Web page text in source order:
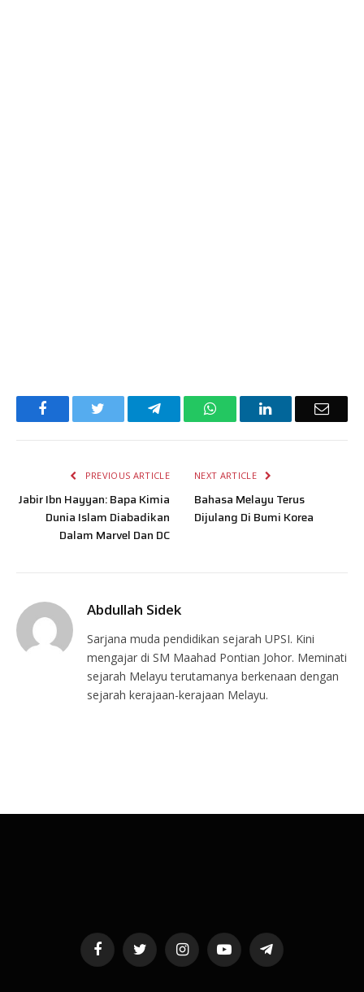
Facebook TelegramWhatsAppLinkedIn Email
PREVIOUS ARTICLE
Jabir Ibn Hayyan: Bapa Kimia
Dunia Islam Diabadikan
Dalam Marvel Dan DC
NEXT ARTICLE
Bahasa Melayu Terus
Dijulang Di Bumi Korea
Abdullah Sidek
Sarjana muda pendidikan sejarah UPSI. Kini
mengajar di SM Maahad Pontian Johor. Meminati
sejarah Melayu terutamanya berkenaan dengan
sejarah kerajaan-kerajaan Melayu.
FacebookTwitter InstagramYouTubeTelegram